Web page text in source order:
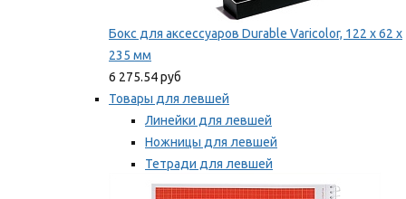
Бокс для аксессуаров Durable Varicolor, 122 x 62 x
235 мм
6 275.54 руб
Товары для левшей
Линейки для левшей
Ножницы для левшей
Тетради для левшей
Точилки для левшей